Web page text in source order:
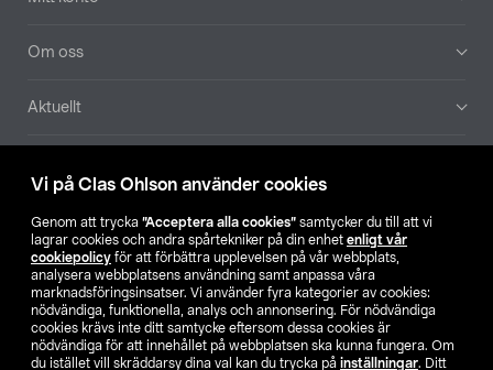
Vi på Clas Ohlson använder cookies
Genom att trycka ”Acceptera alla cookies” samtycker du till att vi
lagrar cookies och andra spårtekniker på din enhet enligt vår
cookiepolicy för att förbättra upplevelsen på vår webbplats,
analysera webbplatsens användning samt anpassa våra
marknadsföringsinsatser. Vi använder fyra kategorier av cookies:
nödvändiga, funktionella, analys och annonsering. För nödvändiga
cookies krävs inte ditt samtycke eftersom dessa cookies är
nödvändiga för att innehållet på webbplatsen ska kunna fungera. Om
du istället vill skräddarsy dina val kan du trycka på inställningar. Ditt
Om oss
Aktuellt
Hitta butik
SE NO FI